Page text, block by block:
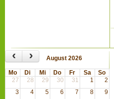
‹ › August 2026
Mo Di Mi Do Fr Sa
So
27
28 29 30 31 1
2
3
4 5 6 7 8
9